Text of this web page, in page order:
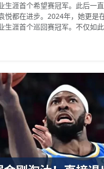
生涯首个希望赛冠军。此后一
悦都在进步。2024年，她更是
生涯首个巡回赛冠军。不仅如此